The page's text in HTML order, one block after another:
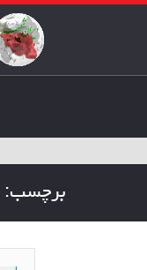
برچسب: